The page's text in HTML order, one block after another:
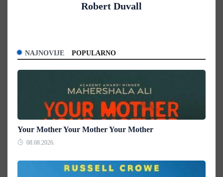
Robert Duvall
NAJNOVIJE POPULARNO
Your Mother Your Mother Your Mother
08.08.2026.